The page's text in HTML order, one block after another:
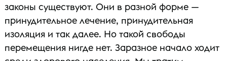
законы существуют. Они в разной форме —
принудительное лечение, принудительная
изоляция и так далее. Но такой свободы
перемещения нигде нет. Заразное начало ходит